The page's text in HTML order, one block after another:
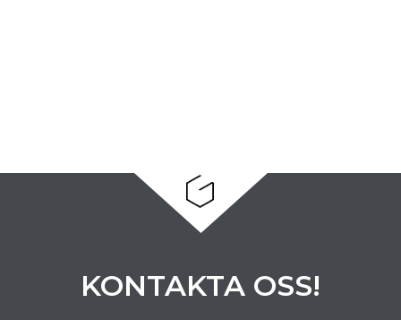
KONTAKTA OSS!